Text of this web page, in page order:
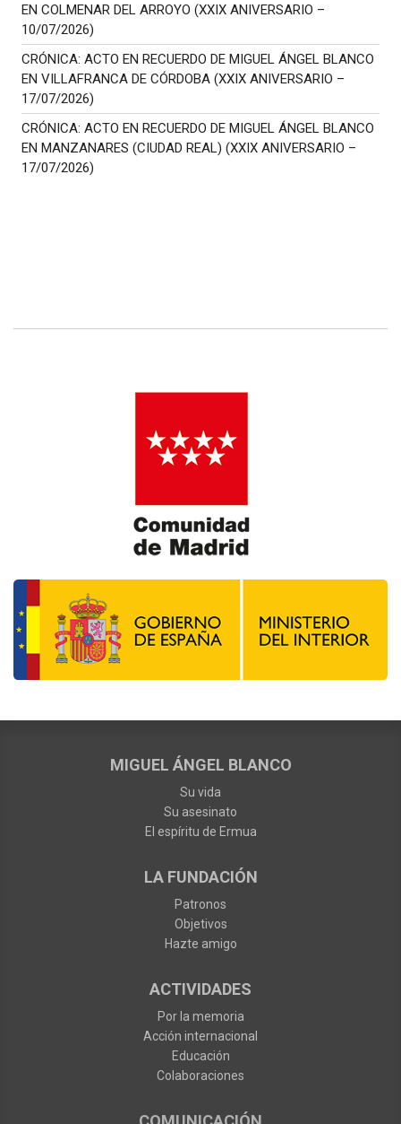
EN COLMENAR DEL ARROYO (XXIX ANIVERSARIO –
10/07/2026)
CRÓNICA: ACTO EN RECUERDO DE MIGUEL ÁNGEL BLANCO
EN VILLAFRANCA DE CÓRDOBA (XXIX ANIVERSARIO –
17/07/2026)
CRÓNICA: ACTO EN RECUERDO DE MIGUEL ÁNGEL BLANCO
EN MANZANARES (CIUDAD REAL) (XXIX ANIVERSARIO –
17/07/2026)
MIGUEL ÁNGEL BLANCO
Su vida
Su asesinato
El espíritu de Ermua
LA FUNDACIÓN
Patronos
Objetivos
Hazte amigo
ACTIVIDADES
Por la memoria
Acción internacional
Educación
Colaboraciones